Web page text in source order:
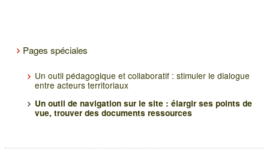
Pages spéciales
Un outil pédagogique et collaboratif : stimuler le dialogue
entre acteurs territoriaux
Un outil de navigation sur le site : élargir ses points de
vue, trouver des documents ressources